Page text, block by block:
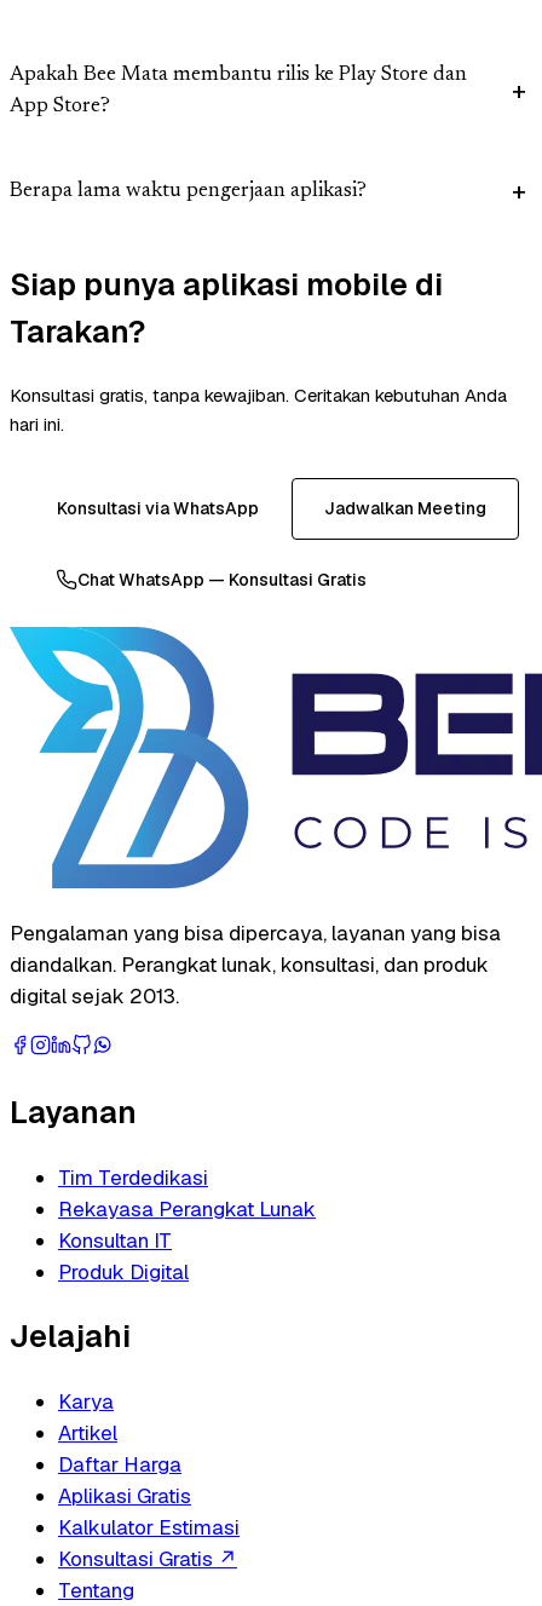
Apakah Bee Mata membantu rilis ke Play Store dan
App Store?
Berapa lama waktu pengerjaan aplikasi?
Siap punya aplikasi mobile di
Tarakan?
Konsultasi gratis, tanpa kewajiban. Ceritakan kebutuhan Anda
hari ini.
Konsultasi via WhatsApp Jadwalkan Meeting
Chat WhatsApp — Konsultasi Gratis
Pengalaman yang bisa dipercaya, layanan yang bisa
diandalkan. Perangkat lunak, konsultasi, dan produk
digital sejak 2013.
Layanan
Tim Terdedikasi
Rekayasa Perangkat Lunak
Konsultan IT
Produk Digital
Jelajahi
Karya
Artikel
Daftar Harga
Aplikasi Gratis
Kalkulator Estimasi
Konsultasi Gratis ↗
Tentang